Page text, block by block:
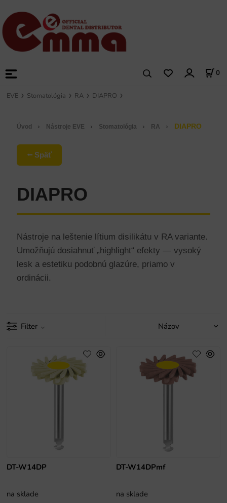
0
EVE Stomatológia RA DIAPRO
Úvod › Nástroje EVE › Stomatológia › RA › DIAPRO
⭠ Späť
DIAPRO
Nástroje na leštenie lítium disilikátu v RA variante.
Umožňujú dosiahnuť „highlight“ efekty — vysoký
lesk a estetiku podobnú glazúre, priamo v
ordinácii.
Filter
DT-W14DP
na sklade
DT-W14DPmf
na sklade